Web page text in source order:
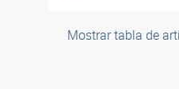
Mostrar tabla de